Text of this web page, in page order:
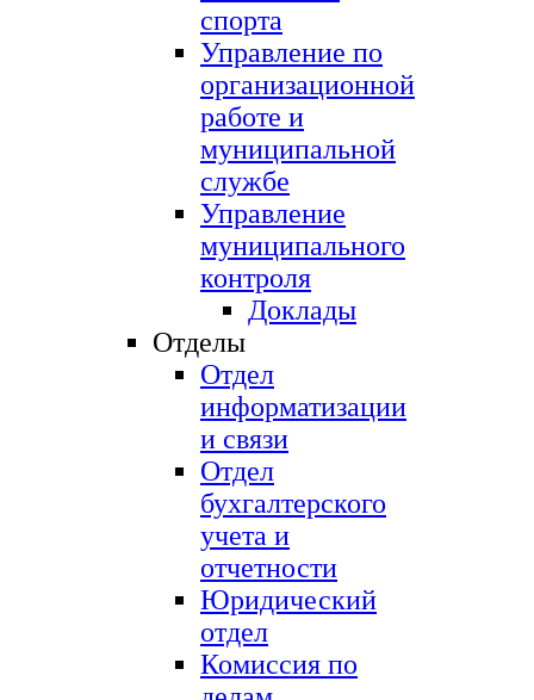
спорта
Управление по
организационной
работе и
муниципальной
службе
Управление
муниципального
контроля
Доклады
Отделы
Отдел
информатизации
и связи
Отдел
бухгалтерского
учета и
отчетности
Юридический
отдел
Комиссия по